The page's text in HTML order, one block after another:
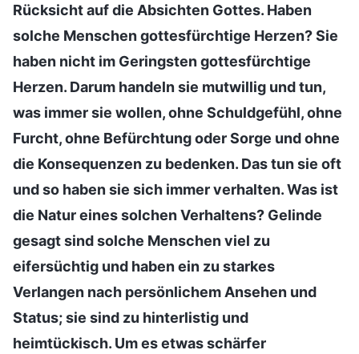
Rücksicht auf die Absichten Gottes. Haben
solche Menschen gottesfürchtige Herzen? Sie
haben nicht im Geringsten gottesfürchtige
Herzen. Darum handeln sie mutwillig und tun,
was immer sie wollen, ohne Schuldgefühl, ohne
Furcht, ohne Befürchtung oder Sorge und ohne
die Konsequenzen zu bedenken. Das tun sie oft
und so haben sie sich immer verhalten. Was ist
die Natur eines solchen Verhaltens? Gelinde
gesagt sind solche Menschen viel zu
eifersüchtig und haben ein zu starkes
Verlangen nach persönlichem Ansehen und
Status; sie sind zu hinterlistig und
heimtückisch. Um es etwas schärfer